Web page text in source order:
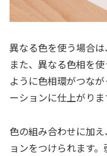
異なる色を使う場合は
また、異なる色相を
ように色相環がつな
ーションに仕上がりま
色の組み合わせに加
ョンをつけられます